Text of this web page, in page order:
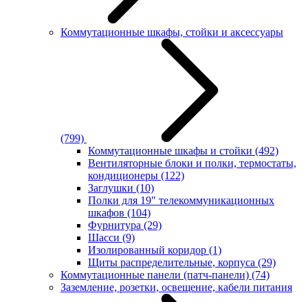
Коммутационные шкафы, стойки и аксессуары
(799)
Коммутационные шкафы и стойки (492)
Вентиляторные блоки и полки, термостаты,
кондиционеры (122)
Заглушки (10)
Полки для 19" телекоммуникационных
шкафов (104)
Фурнитура (29)
Шасси (9)
Изолированный коридор (1)
Щиты распределительные, корпуса (29)
Коммутационные панели (патч-панели) (74)
Заземление, розетки, освещение, кабели питания